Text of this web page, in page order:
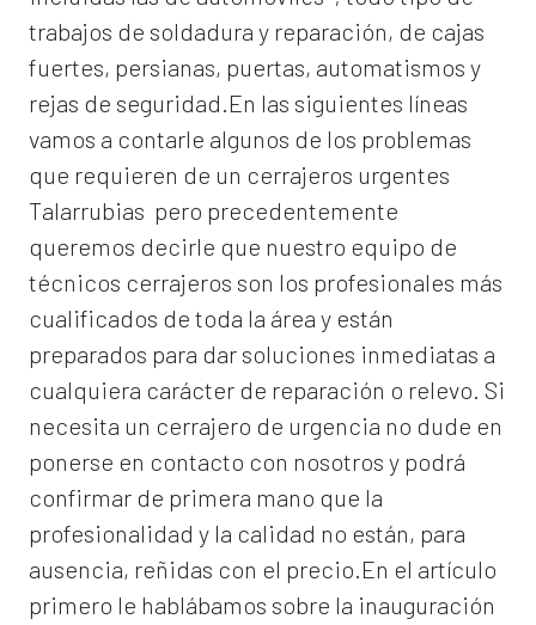
trabajos de soldadura y reparación, de cajas
fuertes, persianas, puertas, automatismos y
rejas de seguridad.En las siguientes líneas
vamos a contarle algunos de los problemas
que requieren de un cerrajeros urgentes
Talarrubias pero precedentemente
queremos decirle que nuestro equipo de
técnicos cerrajeros son los profesionales más
cualificados de toda la área y están
preparados para dar soluciones inmediatas a
cualquiera carácter de reparación o relevo. Si
necesita un cerrajero de urgencia no dude en
ponerse en contacto con nosotros y podrá
confirmar de primera mano que la
profesionalidad y la calidad no están, para
ausencia, reñidas con el precio.En el artículo
primero le hablábamos sobre la inauguración